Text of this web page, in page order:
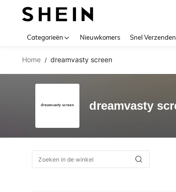
Categorieën Nieuwkomers Snel Verzenden
Home / dreamvasty screen
dreamvasty